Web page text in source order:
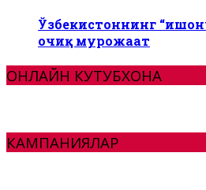
Ўзбекистоннинг
очиқ мурожаат
ОНЛАЙН КУТУБХОНА
КАМПАНИЯЛАР